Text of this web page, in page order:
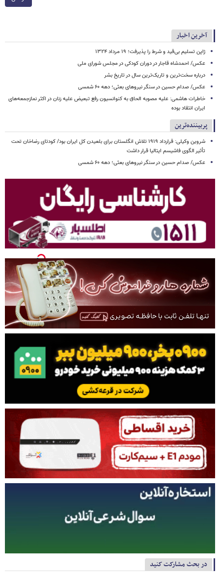
آخرین اخبار
ژاپن تسلیم بی‌قید و شرط را پذیرفت؛ ۱۹ مرداد ۱۳۲۴
عکس/ احمدشاه قاجار در دوران کودکی در مجلس شورای ملی
درباره سخت‌ترین و تاریک‌ترین سال در تاریخ بشر
عکس/ صدام حسین در سنگر نیروهای بعثی؛ دهه ۶۰ شمسی
خاطرات هاشمی: علیه مصوبه الحاق به‌ کنوانسیون رفع تبعیض علیه زنان در اکثر نمازجمعه‌های
ایران انتقاد بوده
پربیننده‌ترین
شروین وکیلی: قرارداد ۱۹۱۹ تلاش انگلستان برای بلعیدن کل ایران بود/ کودتای رضاخان تحت
تأثیر الگوی فاشیسم ایتالیا قرار داشت
عکس/ صدام حسین در سنگر نیروهای بعثی؛ دهه ۶۰ شمسی
در بحث مشارکت کنید